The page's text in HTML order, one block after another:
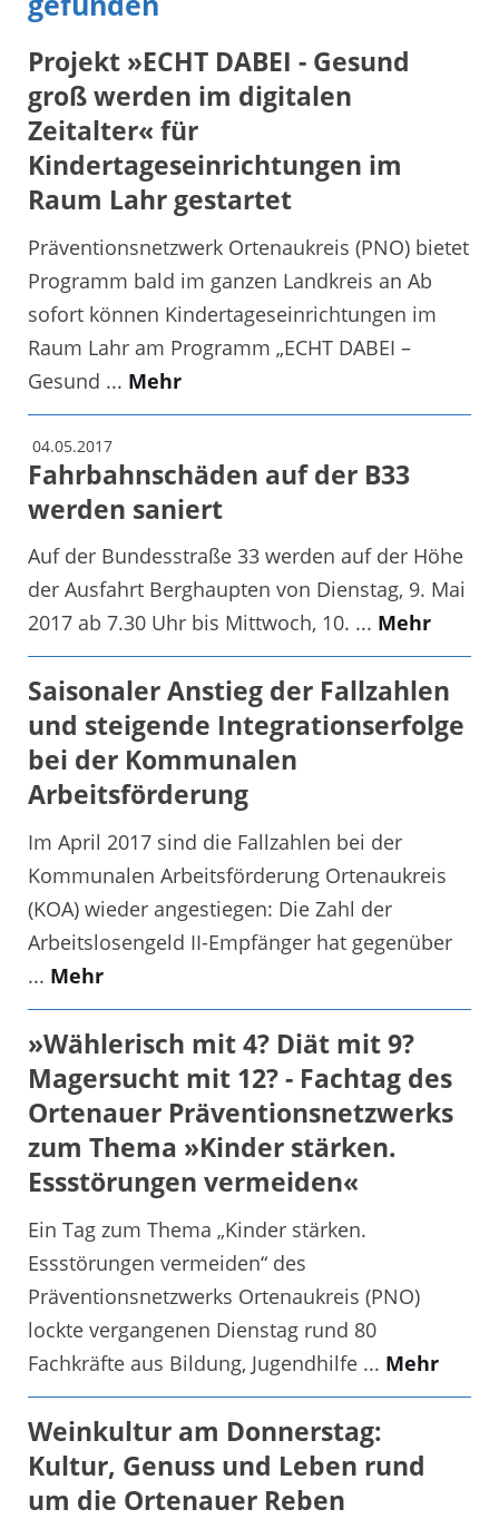
Projekt »ECHT DABEI - Gesund
groß werden im digitalen
Zeitalter« für
Kindertageseinrichtungen im
Raum Lahr gestartet
Präventionsnetzwerk Ortenaukreis (PNO) bietet
Programm bald im ganzen Landkreis an Ab
sofort können Kindertageseinrichtungen im
Raum Lahr am Programm „ECHT DABEI –
Gesund ... Mehr
04.05.2017
Fahrbahnschäden auf der B33
werden saniert
Auf der Bundesstraße 33 werden auf der Höhe
der Ausfahrt Berghaupten von Dienstag, 9. Mai
2017 ab 7.30 Uhr bis Mittwoch, 10. ... Mehr
Saisonaler Anstieg der Fallzahlen
und steigende Integrationserfolge
bei der Kommunalen
Arbeitsförderung
Im April 2017 sind die Fallzahlen bei der
Kommunalen Arbeitsförderung Ortenaukreis
(KOA) wieder angestiegen: Die Zahl der
Arbeitslosengeld II-Empfänger hat gegenüber
... Mehr
»Wählerisch mit 4? Diät mit 9?
Magersucht mit 12? - Fachtag des
Ortenauer Präventionsnetzwerks
zum Thema »Kinder stärken.
Essstörungen vermeiden«
Ein Tag zum Thema „Kinder stärken.
Essstörungen vermeiden“ des
Präventionsnetzwerks Ortenaukreis (PNO)
lockte vergangenen Dienstag rund 80
Fachkräfte aus Bildung, Jugendhilfe ... Mehr
Weinkultur am Donnerstag:
Kultur, Genuss und Leben rund
um die Ortenauer Reben